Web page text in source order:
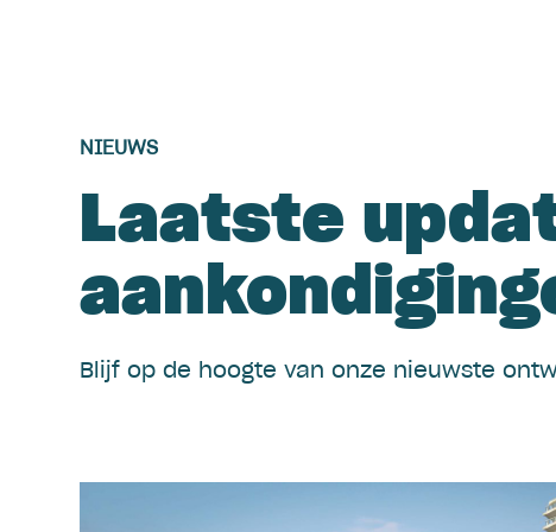
NIEUWS
Laatste
Blijf op de hoogte van onze nieuwste